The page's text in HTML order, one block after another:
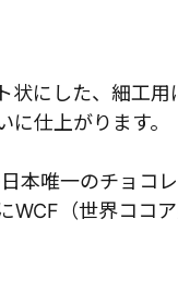
状にした、細工
仕上がります。
本唯一のチョコ
（世界ココア